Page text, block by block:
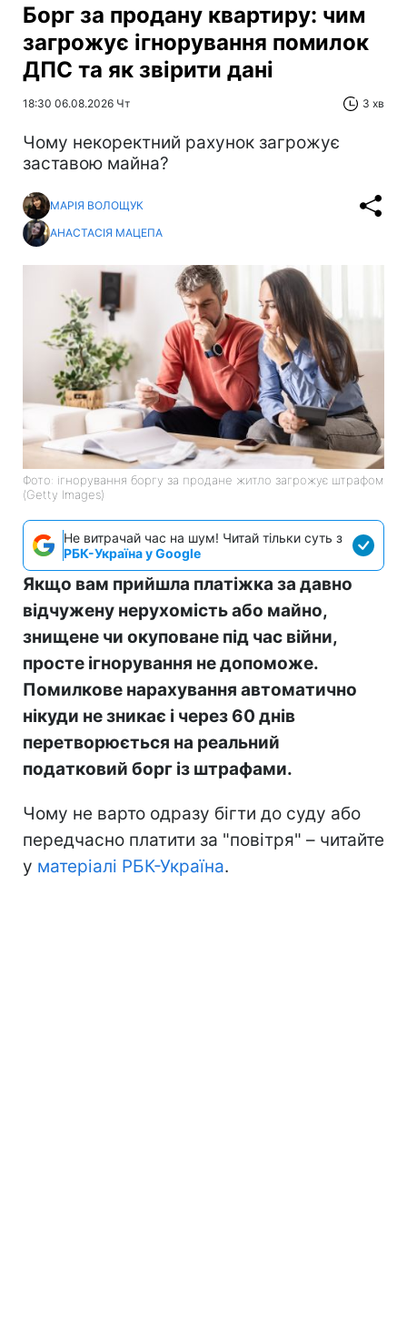
Борг за продану квартиру: чим
загрожує ігнорування помилок
ДПС та як звірити дані
18:30 06.08.2026 Чт 3 хв
Чому некоректний рахунок загрожує
заставою майна?
МАРІЯ ВОЛОЩУК
АНАСТАСІЯ МАЦЕПА
Фото: ігнорування боргу за продане житло загрожує штрафом
(Getty Images)
Не витрачай час на шум! Читай тільки суть з
РБК-Україна у Google
Якщо вам прийшла платіжка за давно
відчужену нерухомість або майно,
знищене чи окуповане під час війни,
просте ігнорування не допоможе.
Помилкове нарахування автоматично
нікуди не зникає і через 60 днів
перетворюється на реальний
податковий борг із штрафами.
Чому не варто одразу бігти до суду або
передчасно платити за "повітря" – читайте
у матеріалі РБК-Україна.